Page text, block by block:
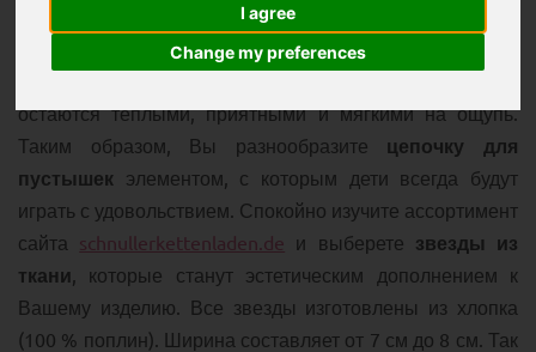
I agree
Change my preferences
подарок вызовет улыбку у новоиспеченных родителей.
Отличным аксессуаром к цепочке послужит
остаются теплыми, приятными и мягкими на ощупь.
Таким образом, Вы разнообразите цепочку для
пустышек элементом, с которым дети всегда будут
играть с удовольствием. Спокойно изучите ассортимент
сайта schnullerkettenladen.de и выберете звезды из
ткани , которые станут эстетическим дополнением к
Вашему изделию. Все звезды изготовлены из хлопка
(100 % поплин). Ширина составляет от 7 см до 8 см. Так